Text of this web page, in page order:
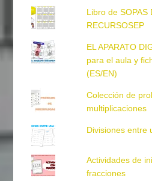
Libro de SOPAS
RECURSOSEP
EL APARATO
para el aula y
(ES/EN)
Colección de
multiplicaciones
Divisiones entre
Actividades de
fracciones